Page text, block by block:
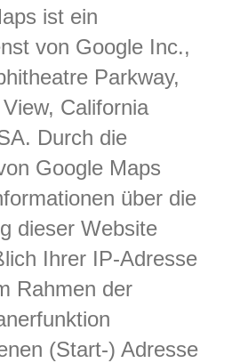
ist ein
von Google Inc.,
Parkway,
California
Durch die
Google Maps
über die
dieser Website
Ihrer IP-Adresse
Rahmen der
(Start-) Adresse